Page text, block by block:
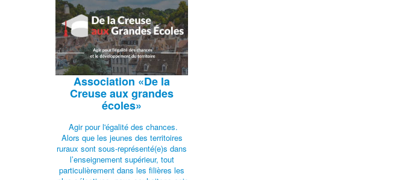
Association «De la
Creuse aux grandes
écoles»
Agir pour l'égalité des chances.
Alors que les jeunes des territoires
ruraux sont sous-représenté(e)s dans
l’enseignement supérieur, tout
particulièrement dans les filières les